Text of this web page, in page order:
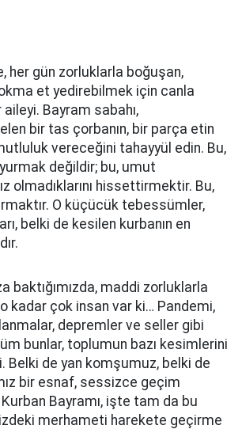
her gün zorluklarla boğuşan,
et yedirebilmek için canla
Bayram sabahı,
bir tas çorbanın, bir parça etin
vereceğini tahayyül edin. Bu,
değildir; bu, umut
olmadıklarını hissettirmektir. Bu,
O küçücük tebessümler,
belki de kesilen kurbanın en
baktığımızda, maddi zorluklarla
kadar çok insan var ki… Pandemi,
depremler ve seller gibi
bunlar, toplumun bazı kesimlerini
Belki de yan komşumuz, belki de
bir esnaf, sessizce geçim
Kurban Bayramı, işte tam da bu
merhameti harekete geçirme